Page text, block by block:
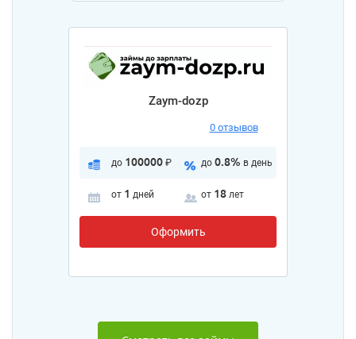
Zaym-dozp
0 отзывов
до 100000 ₽ до 0.8% в день
от 1 дней от 18 лет
Оформить